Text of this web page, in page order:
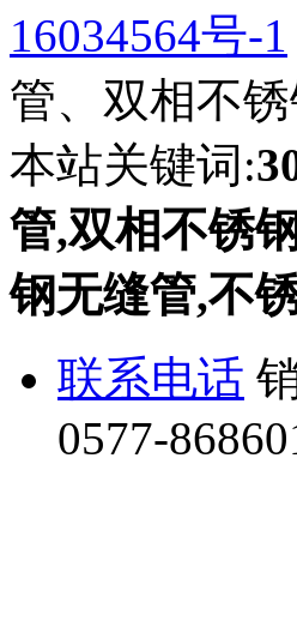
16034564号-1
管、双相不
本站关键词:
管,双相不锈
钢无缝管,不
联系电话
0577-